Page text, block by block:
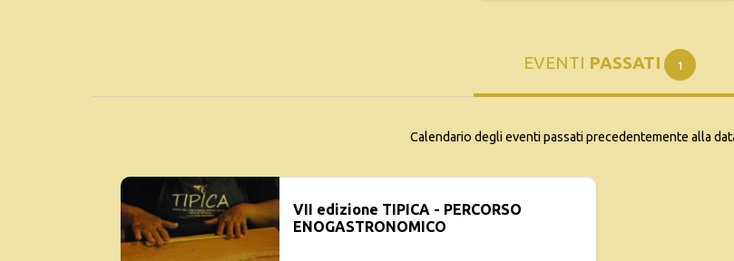
EVENTI PASSATI 1
Calendario degli eventi passati precedentemente alla
VII edizione TIPICA - PERCORSO
ENOGASTRONOMICO